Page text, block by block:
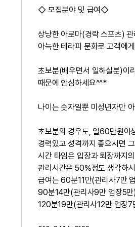
◇ 모집분야 및 급여◇
상냥한 아로마(경락 스포츠)
아늑한 테라피 문화로 고객에
초보분(배우면서 일하실분)이
때문에 안심하세요^^*
나이는 숫자일뿐 미성년자만
초보분의 경우도, 일60만원이
경력있고 성격까지 좋으시면
시간 타임은 입장과 퇴장까지
관리시간은 50%정도 생각하
급여는 60분11만(관리사7만
90분14만(관리사9만 업장5
120분19만(관리사12만 업장